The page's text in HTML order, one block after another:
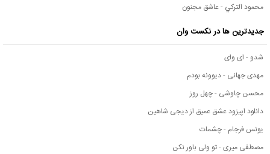
محمود التركي - عاشق مجنون
جدیدترین ها در نکست وان
شدو - ای وای
مهدی جهانی - دیوونه بودم
محسن چاوشی - چهل روز
دانلود اپیزود عشق عمیق از دیجی شاهین
یونس فرجام - چشمات
مصطفی میری - تو ولی باور نکن